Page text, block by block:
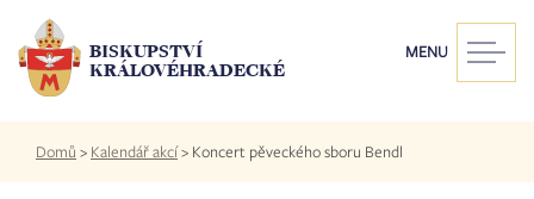
hlavnímu
obsahu
BISKUPSTVÍ
KRÁLOVÉHRADECKÉ
MENU
Drobečková
navigace
Domů > Kalendář akcí> Koncert pěveckého sboru Bendl